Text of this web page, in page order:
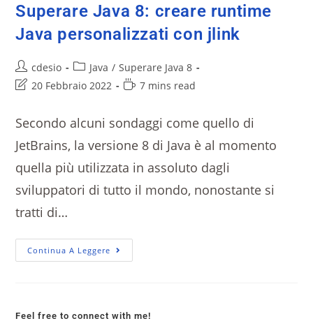
Superare Java 8: creare runtime
Java personalizzati con jlink
cdesio Java / Superare Java 8
20 Febbraio 2022
7 mins read
Secondo alcuni sondaggi come quello di
JetBrains, la versione 8 di Java è al momento
quella più utilizzata in assoluto dagli
sviluppatori di tutto il mondo, nonostante si
tratti di…
Continua A Leggere
Feel free to connect with me!